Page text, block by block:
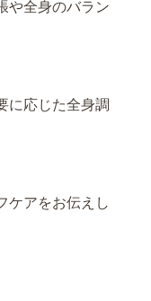
や全身のバラン
に応じた全身調
ケアをお伝えし